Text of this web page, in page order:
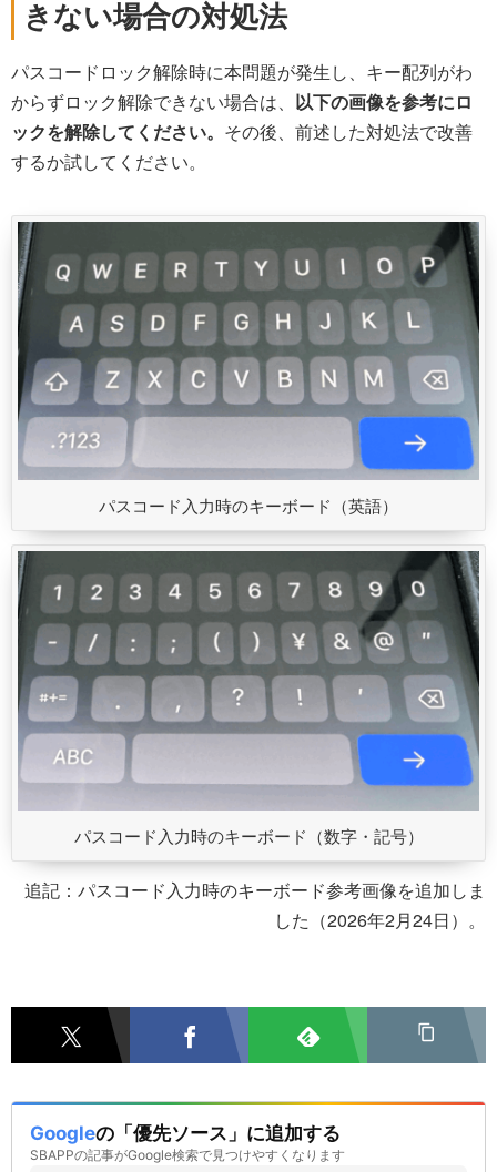
きない場合の対処法
パスコードロック解除時に本問題が発生し、キー配列がわ
からずロック解除できない場合は、 以下の画像を参考にロ
ックを解除してください。 その後、前述した対処法で改善
するか試してください。
パスコード入力時のキーボード（英語）
パスコード入力時のキーボード（数字・記号）
追記：パスコード入力時のキーボード参考画像を追加しま
した（2026年2月24日）。
Googleの「優先ソース」に追加する
SBAPPの記事がGoogle検索で見つけやすくなります